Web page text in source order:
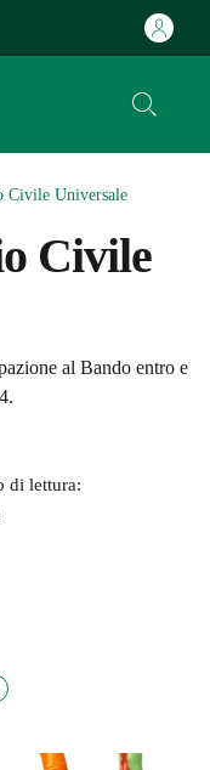
Civile Universale
Civile
al Bando entro e
di lettura: